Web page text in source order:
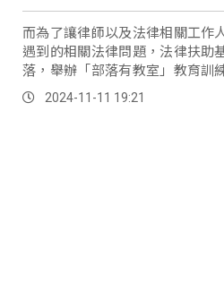
而為了讓律師以及法律相關工作
遇到的相關法律問題，法律扶助
落，舉辦「部落有教室」教育訓
擔任講師，增加律師們對原住民文
2024-11-11 19:21